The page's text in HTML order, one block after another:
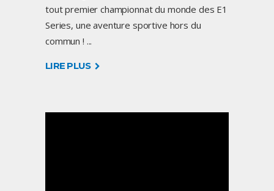
tout premier championnat du monde des E1
Series, une aventure sportive hors du
commun !
LIRE PLUS